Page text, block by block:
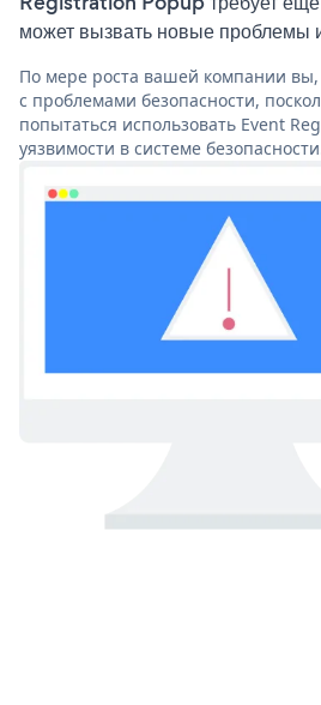
может вызвать новые проблемы
По мере роста вашей компании вы,
с проблемами безопасности,
попытаться использовать Event
уязвимости в системе